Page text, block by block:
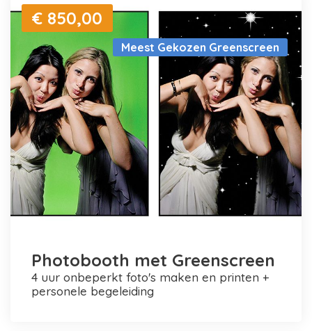
Meest Gekozen Greenscreen
€ 850,00
Photobooth met Greenscreen
4 uur onbeperkt foto's maken en printen +
personele begeleiding